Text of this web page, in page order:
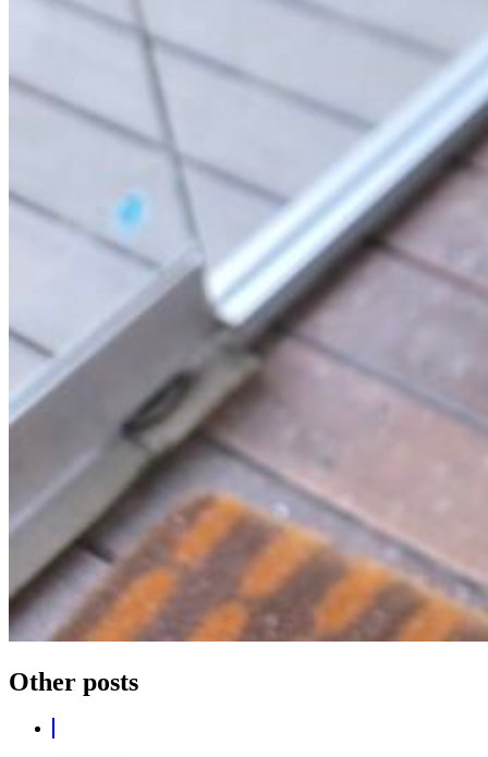
Other posts